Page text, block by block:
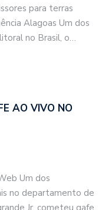
para terras
Alagoas Um dos
no Brasil, o…
AO VIVO NO
Um dos
no departamento de
Jr. cometeu gafe